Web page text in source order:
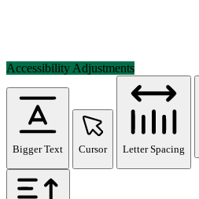
Accessibility Adjustments
Bigger Text Cursor Letter Spacing